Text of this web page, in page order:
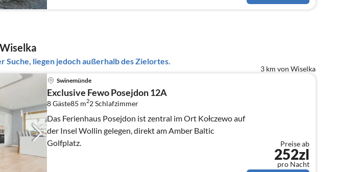
liegen jedoch außerhalb des Zielortes.
3 km von Wiselka
Swinemünde
Exclusive Fewo Posejdon 12A
8 Gäste85 m22Schlafzimmer
Das Ferienhaus Posejdon ist zentral im Ort Kołczewo auf
der Insel Wollin gelegen, direkt am Amber Baltic
Golfplatz.
Preise ab
252zl
pro Nacht